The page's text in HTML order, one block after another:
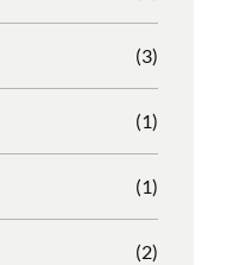
(3)
(1)
(1)
(2)